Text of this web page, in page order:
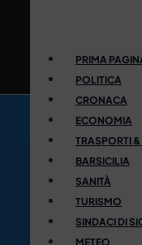
PRIMA
POLITICA
CRONACA
ECONOMIA
TRASPORTI
BARSICILIA
SANITÀ
TURISMO
SINDACI DI
METEO